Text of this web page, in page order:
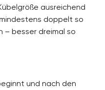
ausreichend
doppelt so
– besser dreimal so
und nach den